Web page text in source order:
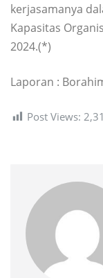
kerjasamanya
Kapasitas
2024.(*)
Laporan :
Post Views: